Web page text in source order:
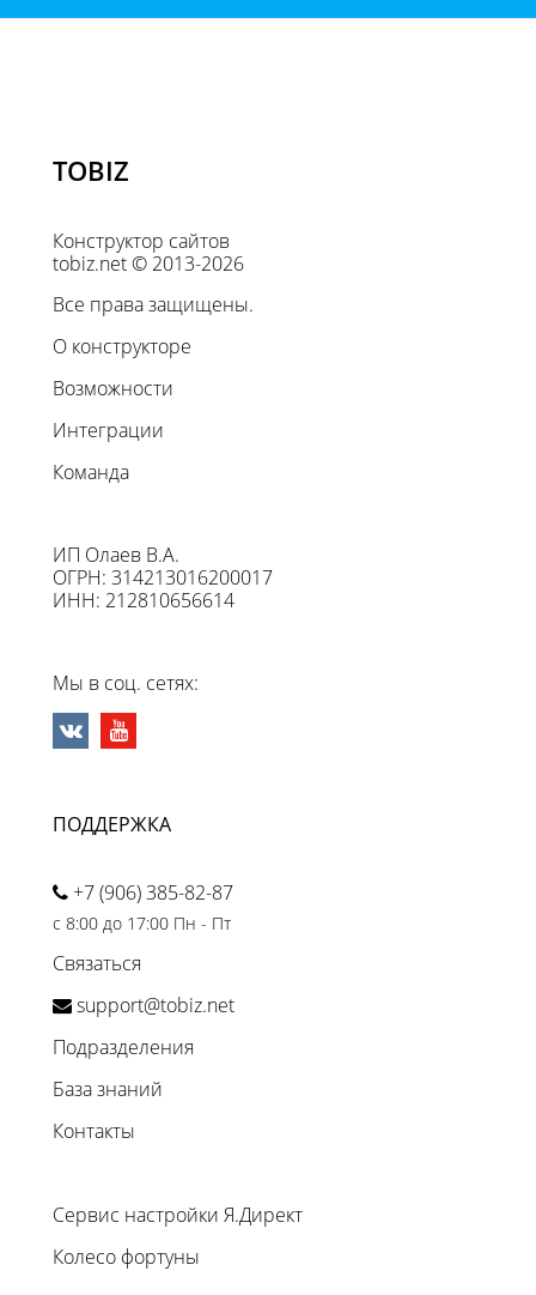
TOBIZ
Конструктор сайтов
tobiz.net © 2013-2026
Все права защищены.
О конструкторе
Возможности
Интеграции
Команда
ИП Олаев В.А.
ОГРН: 314213016200017
ИНН: 212810656614
Мы в соц. сетях:
ПОДДЕРЖКА
+7 (906) 385-82-87
с 8:00 до 17:00 Пн - Пт
Связаться
support@tobiz.net
Подразделения
База знаний
Контакты
Сервис настройки Я.Директ
Колесо фортуны